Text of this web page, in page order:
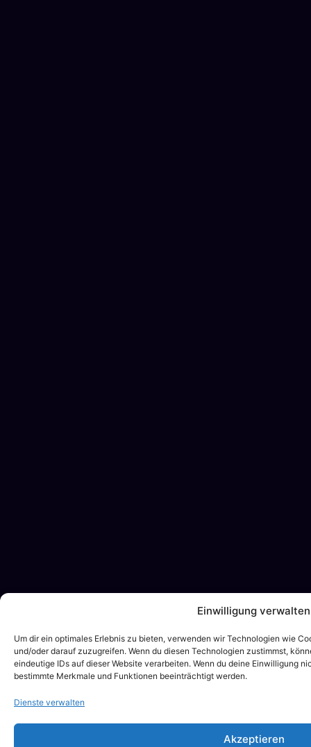
Einwilligung verwalten
Um dir ein optimales Erlebnis zu bieten, verwenden wir Technologien wie
und/oder darauf zuzugreifen. Wenn du diesen Technologien zustimmst,
eindeutige IDs auf dieser Website verarbeiten. Wenn du deine Einwilligung
bestimmte Merkmale und Funktionen beeinträchtigt werden.
Dienste verwalten
Akzeptieren